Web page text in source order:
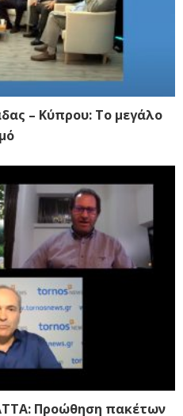
– Κύπρου: Το μεγάλο
Προώθηση πακέτων